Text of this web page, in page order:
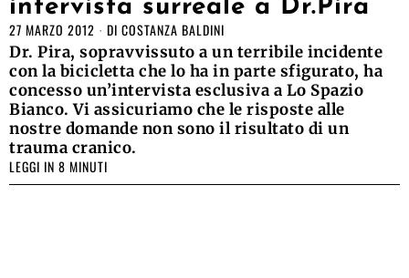
intervista surreale a Dr.Pira
27 MARZO 2012 DI COSTANZA BALDINI
Dr. Pira, sopravvissuto a un terribile incidente
con la bicicletta che lo ha in parte sfigurato, ha
concesso un’intervista esclusiva a Lo Spazio
Bianco. Vi assicuriamo che le risposte alle
nostre domande non sono il risultato di un
trauma cranico.
LEGGI IN 8 MINUTI